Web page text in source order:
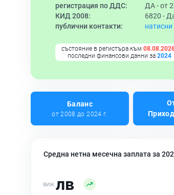
регистрация по ДДС:
ДА - от
КИД 2008:
6820 -
публични контакти:
натисни
състояние в регистъра към
последни финансови данни за 2024
Баланс
от 2008 до 2024 г.
Средна нетна месечна заплата за
лв